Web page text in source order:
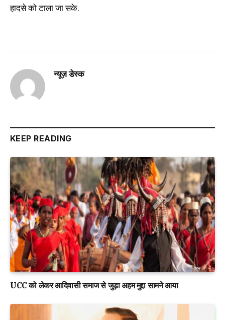
हादसे को टाला जा सके.
न्यूज़ डेस्क
KEEP READING
UCC को लेकर आदिवासी समाज से जुड़ा अहम मुद्दा सामने आया